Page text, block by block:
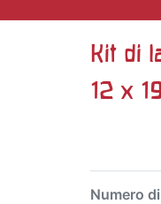
Kit di
12 x
Numero